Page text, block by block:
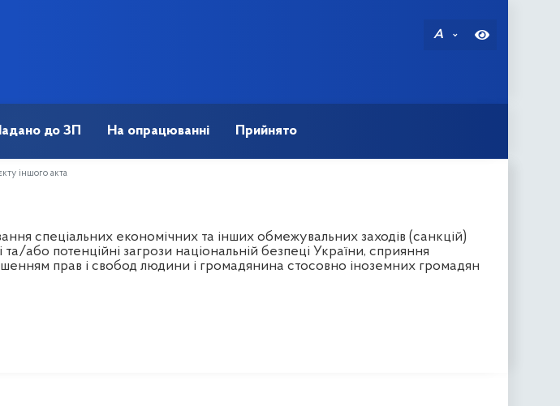
A
до ЗП На опрацюванні Прийнято
іншого акта
спеціальних економічних та інших обмежувальних заходів (санкцій)
або потенційні загрози національній безпеці України, сприяння
прав і свобод людини і громадянина стосовно іноземних громадян